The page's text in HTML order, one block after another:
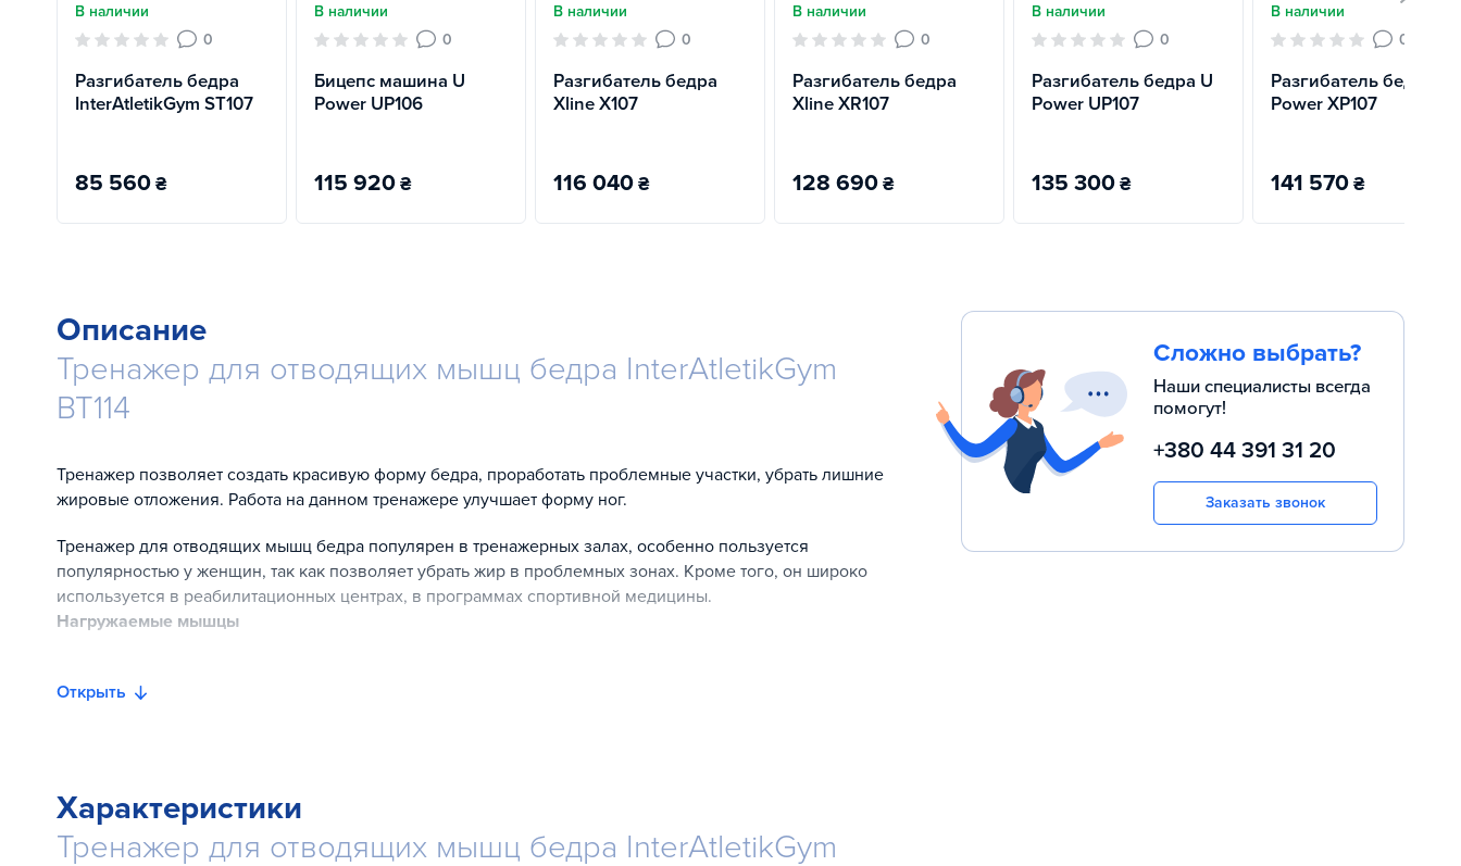
В наличии
0
Разгибатель бедра
InterAtletikGym ST107
85 560₴
В наличии
0
Бицепс машина U
Power UP106
115 920₴
В наличии
0
Разгибатель бедра
Xline X107
116 040₴
В наличии
0
Разгибатель бедра
Xline XR107
128 690₴
В наличии
0
Разгибатель бедра U
Power UP107
135 300₴
В наличии
0
Разгибатель бедра X
Power XP107
141 570₴
Описание
Тренажер для отводящих мышц бедра InterAtletikGym
BT114
Тренажер позволяет создать красивую форму бедра, проработать проблемные участки, убрать лишние
жировые отложения. Работа на данном тренажере улучшает форму ног.
Тренажер для отводящих мышц бедра популярен в тренажерных залах, особенно пользуется
популярностью у женщин, так как позволяет убрать жир в проблемных зонах. Кроме того, он широко
используется в реабилитационных центрах, в программах спортивной медицины.
Нагружаемые мышцы
ягодичную мышцу.
сидения. Далее производится отведение и сведение ног. Упражнение выполняется плавно, не следует
резко сводить ноги, напряжение мышц должно ощущаться постоянно.
Особенности дизайна
Открыть
Характеристики
Тренажер для отводящих мышц бедра InterAtletikGym
Сложно выбрать?
Наши специалисты всегда
помогут!
+380 44 391 31 20
Заказать звонок